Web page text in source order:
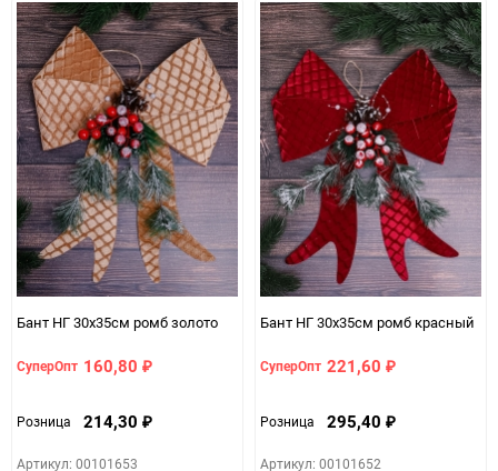
Бант НГ 30х35см ромб золото
СуперОпт 160,80 ₽
Розница 214,30 ₽
Артикул: 00101653
Бант НГ 30х35см ромб красный
СуперОпт 221,60 ₽
Розница 295,40 ₽
Артикул: 00101652